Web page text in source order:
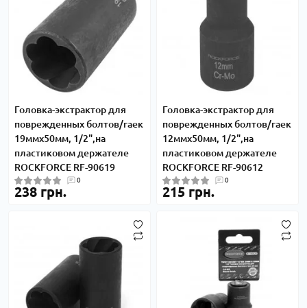
Головка-экстрактор для
поврежденных болтов/гаек
19ммх50мм, 1/2",на
пластиковом держателе
ROCKFORCE RF-90619
0
238 грн.
Головка-экстрактор для
поврежденных болтов/гаек
12ммх50мм, 1/2",на
пластиковом держателе
ROCKFORCE RF-90612
0
215 грн.